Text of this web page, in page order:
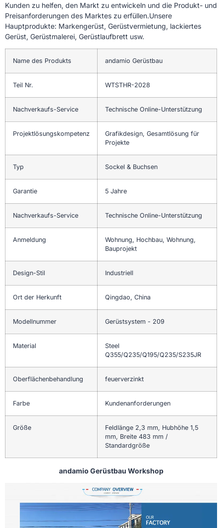
Kunden zu helfen, den Markt zu entwickeln und die Produkt- und
Preisanforderungen des Marktes zu erfüllen.Unsere
Hauptprodukte: Markengerüst, Gerüstvermietung, lackiertes
Gerüst, Gerüstmalerei, Gerüstlaufbrett usw.
Name des Produkts andamio Gerüstbau
Teil Nr. WTSTHR-2028
Nachverkaufs-Service Technische Online-Unterstützung
Projektlösungskompetenz
Grafikdesign, Gesamtlösung für
Projekte
Typ Sockel & Buchsen
Garantie 5 Jahre
Nachverkaufs-Service Technische Online-Unterstützung
Anmeldung
Wohnung, Hochbau, Wohnung,
Bauprojekt
Design-Stil Industriell
Ort der Herkunft Qingdao, China
Modellnummer Gerüstsystem - 209
Material
Steel
Q355/Q235/Q195/Q235/S235JR
Oberflächenbehandlung feuerverzinkt
Farbe Kundenanforderungen
Größe
Feldlänge 2,3 mm, Hubhöhe 1,5
mm, Breite 483 mm /
Standardgröße
andamio Gerüstbau Workshop